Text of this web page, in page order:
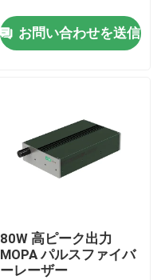
お問い合わせを送信
80W 高ピーク出力
MOPA パルスファイバ
ーレーザー